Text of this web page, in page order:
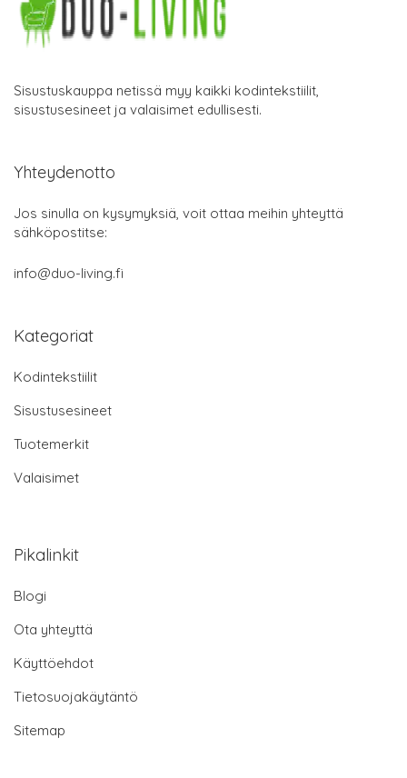
Sisustuskauppa netissä myy kaikki kodintekstiilit,
sisustusesineet ja valaisimet edullisesti.
Yhteydenotto
Jos sinulla on kysymyksiä, voit ottaa meihin yhteyttä
sähköpostitse:
info@duo-living.fi
Kategoriat
Kodintekstiilit
Sisustusesineet
Tuotemerkit
Valaisimet
Pikalinkit
Blogi
Ota yhteyttä
Käyttöehdot
Tietosuojakäytäntö
Sitemap